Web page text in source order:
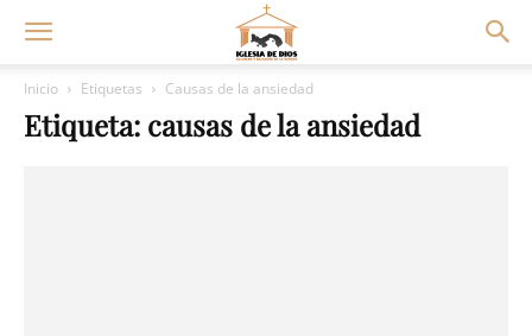
Inicio Etiquetas Causas de la ansiedad
Etiqueta: causas de la ansiedad